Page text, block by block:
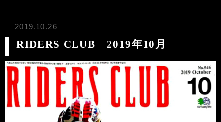
2019.10.26
RIDERS CLUB 2019年10月